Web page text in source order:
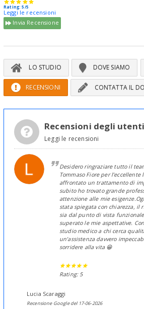
Rating: 5/5
Leggi le recensioni
Invia Recensione
LO STUDIO DOVE SIAMO
RECENSIONI CONTATTA IL
Recensioni degli utenti
Leggi le recensioni
Desidero ringraziare tutto il
Tommaso Fiore per l’eccellente
affrontato un trattamento di
subito ho trovato grande
attenzione alle mie
stata spiegata con chiarezza, il
sia dal punto di vista
superato le mie aspettative.
studio medico a chi cerca
un’assistenza davvero
sorridere alla vita 😁
Rating: 5
Lucia Scaraggi
Recensione Google del 17-06-2026